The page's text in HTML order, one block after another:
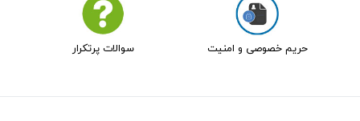
حریم خصوصی و امنیت سوالات پرتکرار